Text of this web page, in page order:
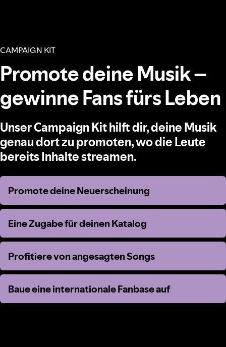
CAMPAIGN KIT
Promote deine Musik –
gewinne Fans fürs Leben
Unser Campaign Kit hilft dir, deine Musik
genau dort zu promoten, wo die Leute
bereits Inhalte streamen.
Promote deine Neuerscheinung
Promote deine Neuerscheinung
Eine Zugabe für deinen Katalog
Eine Zugabe für deinen Katalog
Profitiere von angesagten Songs
Profitiere von angesagten Songs
Baue eine internationale Fanbase auf
Baue eine internationale Fanbase auf